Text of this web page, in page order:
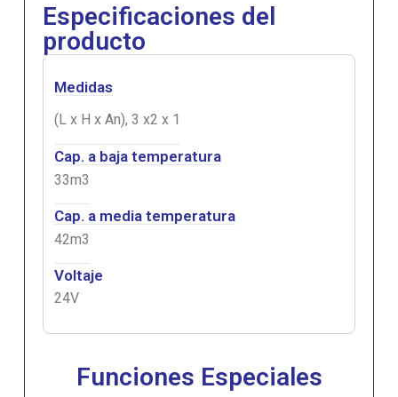
Especificaciones del
producto
Medidas
(L x H x An), 3 x2 x 1
Cap. a baja temperatura
33m3
Cap. a media temperatura
42m3
Voltaje
24V
Funciones Especiales